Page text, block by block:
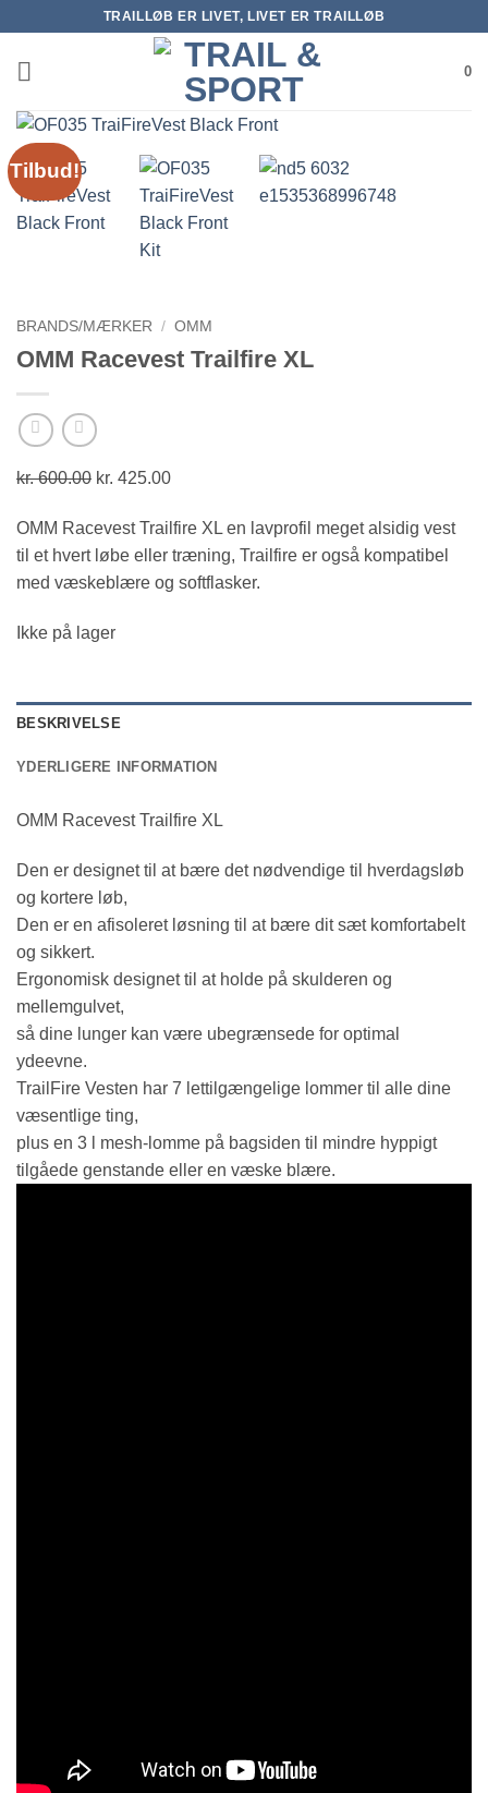
indhold
TRAILLØB ER LIVET, LIVET ER TRAILLØB
0
Tilbud!
BRANDS/MÆRKER / OMM
OMM Racevest Trailfire XL
kr.600.00 Den
pris
var:
kr. 600.00.
kr. 425.00
pris
er:
kr. 425.00.
OMM Racevest Trailfire XL en lavprofil meget alsidig vest
til et hvert løbe eller træning, Trailfire er også kompatibel
med væskeblære og softflasker.
Ikke på lager
BESKRIVELSE
YDERLIGERE INFORMATION
OMM Racevest Trailfire XL
Den er designet til at bære det nødvendige til hverdagsløb
og kortere løb,
Den er en afisoleret løsning til at bære dit sæt komfortabelt
og sikkert.
Ergonomisk designet til at holde på skulderen og
mellemgulvet,
så dine lunger kan være ubegrænsede for optimal
ydeevne.
TrailFire Vesten har 7 lettilgængelige lommer til alle dine
væsentlige ting,
plus en 3 l mesh-lomme på bagsiden til mindre hyppigt
tilgåede genstande eller en væske blære.